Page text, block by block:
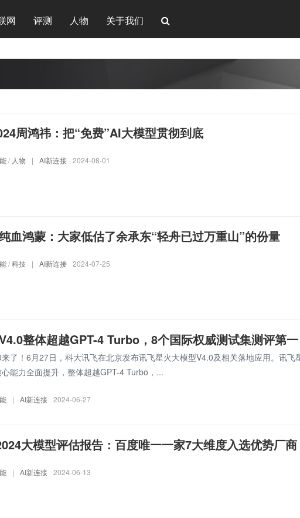
网 评测 人物 关于我们
周鸿祎：把“免费”AI大模型贯彻到底
/ 人物 | AI新连接 2024-08-01
血鸿蒙：大家低估了余承东“轻舟已过万重山”的份量
/科技 | AI新连接 2024-07-25
整体超越GPT-4 Turbo，8个国际权威测试集测评第一
了！6月27日，科大讯飞在北京发布讯飞星火大模型V4.0及相关落地应用。讯飞
能力全面提升，整体超越GPT-4 Turbo，...
| AI新连接 2024-06-27
大模型评估报告：百度唯一一家7大维度入选优势厂商
| AI新连接 2024-06-13